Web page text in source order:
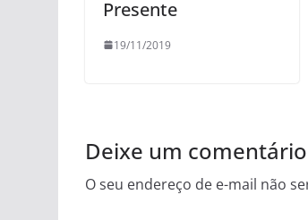
Presente
19/11/2019
Deixe um comentário
O seu endereço de e-mail não